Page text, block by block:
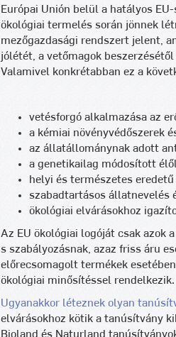
Európai Unión belül a hatályos
ökológiai termelés során jönnek
mezőgazdasági rendszert jelent,
jólétét, a vetőmagok
Valamivel konkrétabban ez a
vetésforgó alkalmazása az
a kémiai növényvédőszerek
az állatállománynak adott
a genetikailag módosított
helyi és természetes
szabadtartásos állatnevelés
ökológiai elvárásokhoz
Az EU ökológiai logóját csak azok
s szabályozásnak, azaz friss áru
előrecsomagolt termékek
ökológiai minősítéssel rendelkezik.
Ugyanakkor léteznek olyan
elvárásokhoz kötik a tanúsítvány
Bioland és Naturland